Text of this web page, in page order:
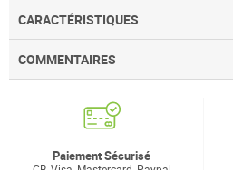
CARACTÉRISTIQUES
COMMENTAIRES
Paiement Sécurisé